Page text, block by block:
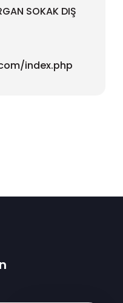
SOKAK DIŞ
index.php